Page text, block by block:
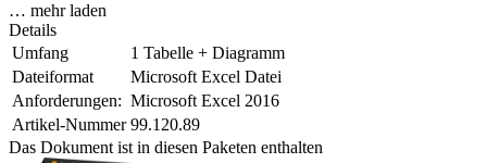
… mehr laden
Details
Umfang
1 Tabelle + Diagramm
Dateiformat
Microsoft Excel Datei
Anforderungen: Microsoft Excel 2016
Artikel-Nummer 99.120.89
Das Dokument ist in diesen Paketen enthalten